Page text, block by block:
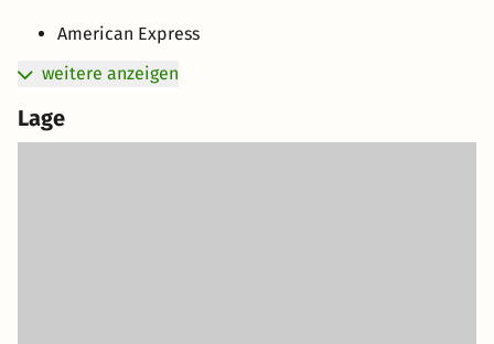
American Express
weitere anzeigen
Lage